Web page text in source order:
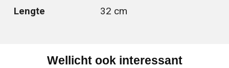
Lengte 32 cm
Wellicht ook interessant